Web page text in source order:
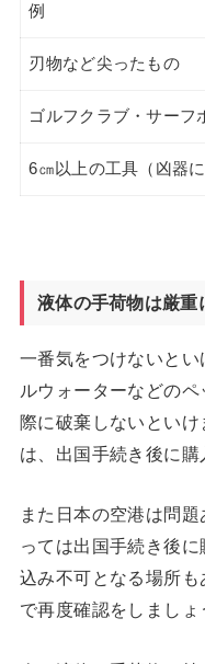
例
刃物など尖ったもの
ゴルフクラブ・サーフ
6㎝以上の工具（凶器
液体の手荷物は厳重
一番気をつけないと
ルウォーターなどの
際に破棄しないとい
は、出国手続き後に購
また日本の空港は問
っては出国手続き後
込み不可となる場所
で再度確認をしましょ